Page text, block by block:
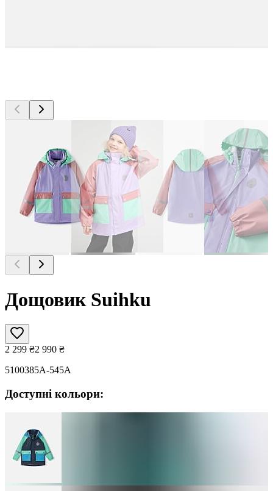
Дощовик Suihku
2 299 ₴2 990 ₴
5100385A-545A
Доступні кольори: